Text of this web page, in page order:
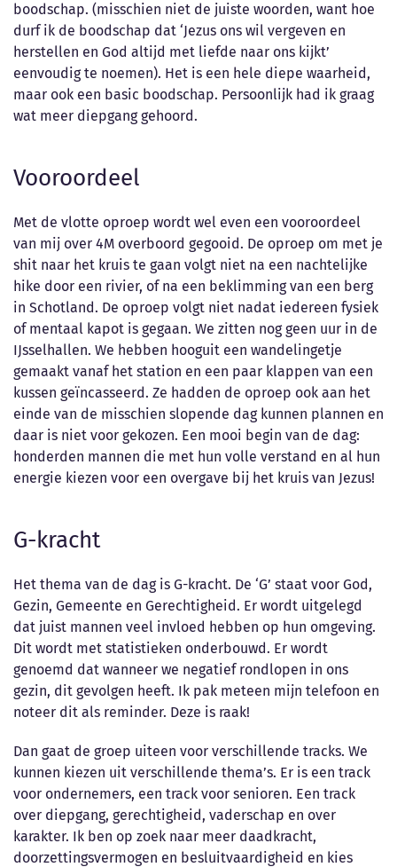
boodschap. (misschien niet de juiste woorden, want hoe
durf ik de boodschap dat ‘Jezus ons wil vergeven en
herstellen en God altijd met liefde naar ons kijkt’
eenvoudig te noemen). Het is een hele diepe waarheid,
maar ook een basic boodschap. Persoonlijk had ik graag
wat meer diepgang gehoord.
Vooroordeel
Met de vlotte oproep wordt wel even een vooroordeel
van mij over 4M overboord gegooid. De oproep om met je
shit naar het kruis te gaan volgt niet na een nachtelijke
hike door een rivier, of na een beklimming van een berg
in Schotland. De oproep volgt niet nadat iedereen fysiek
of mentaal kapot is gegaan. We zitten nog geen uur in de
IJsselhallen. We hebben hooguit een wandelingetje
gemaakt vanaf het station en een paar klappen van een
kussen geïncasseerd. Ze hadden de oproep ook aan het
einde van de misschien slopende dag kunnen plannen en
daar is niet voor gekozen. Een mooi begin van de dag:
honderden mannen die met hun volle verstand en al hun
energie kiezen voor een overgave bij het kruis van Jezus!
G-kracht
Het thema van de dag is G-kracht. De ‘G’ staat voor God,
Gezin, Gemeente en Gerechtigheid. Er wordt uitgelegd
dat juist mannen veel invloed hebben op hun omgeving.
Dit wordt met statistieken onderbouwd. Er wordt
genoemd dat wanneer we negatief rondlopen in ons
gezin, dit gevolgen heeft. Ik pak meteen mijn telefoon en
noteer dit als reminder. Deze is raak!
Dan gaat de groep uiteen voor verschillende tracks. We
kunnen kiezen uit verschillende thema’s. Er is een track
voor ondernemers, een track voor senioren. Een track
over diepgang, gerechtigheid, vaderschap en over
karakter. Ik ben op zoek naar meer daadkracht,
doorzettingsvermogen en besluitvaardigheid en kies